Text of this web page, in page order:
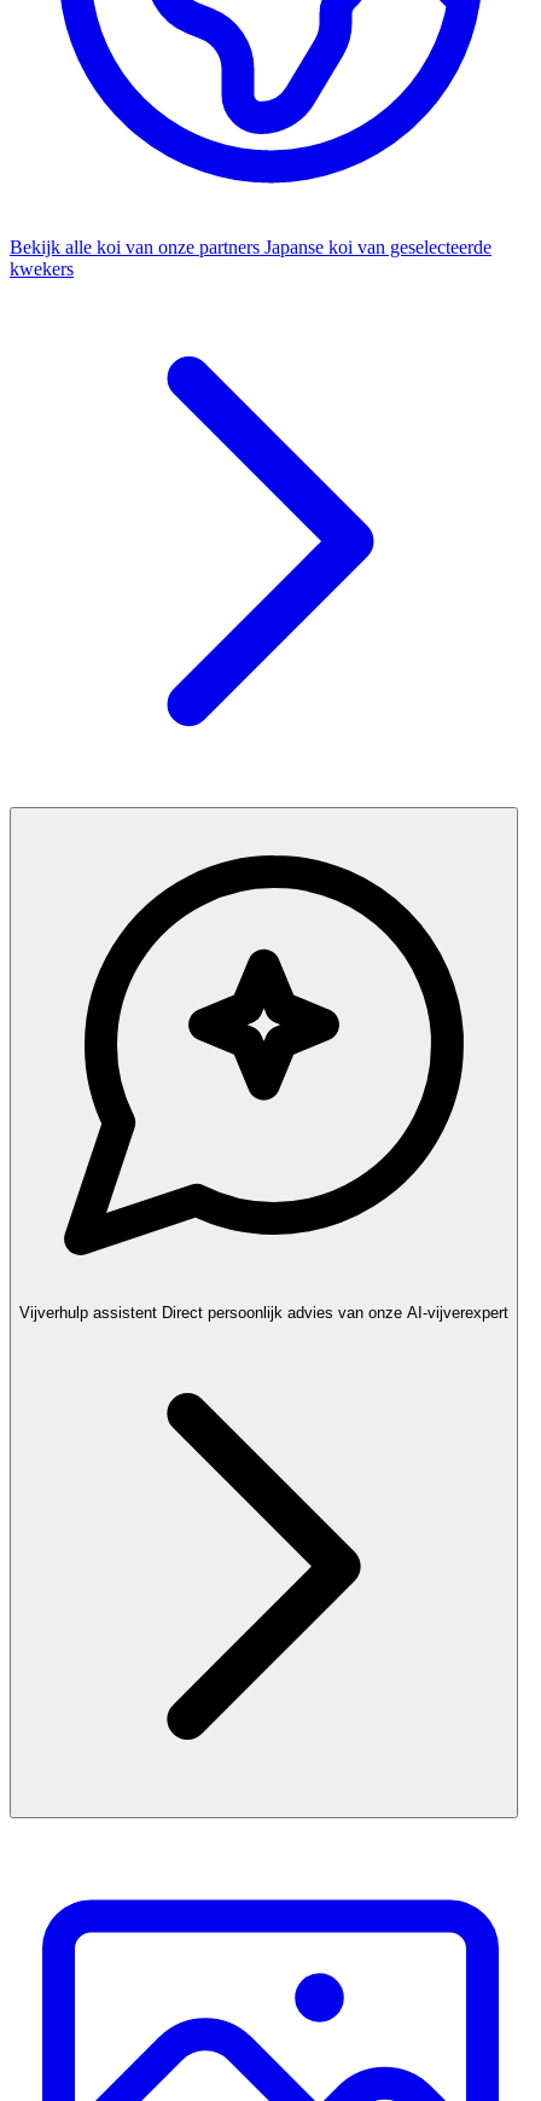
Bekijk alle koi van onze partners Japanse koi van geselecteerde
kwekers
Vijverhulp assistent Direct persoonlijk advies van onze AI-vijverexpert